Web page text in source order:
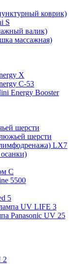
коврик)
S
валик)
массажная)
X
C-53
Energy Booster
шерсти
шерсти
LX7
C
5500
5
UV LIFE 3
Panasonic UV 25
2